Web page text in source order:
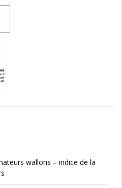
wallons – indice de la